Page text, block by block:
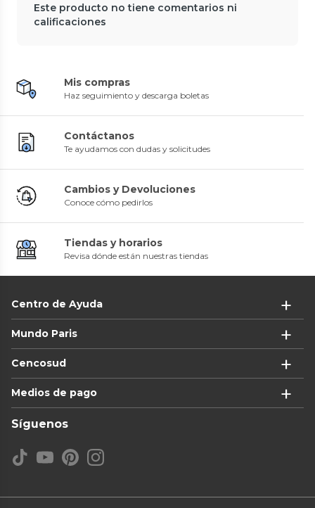
Este producto no tiene comentarios ni
calificaciones
Mis compras
Haz seguimiento y descarga boletas
Contáctanos
Te ayudamos con dudas y solicitudes
Cambios y Devoluciones
Conoce cómo pedirlos
Tiendas y horarios
Revisa dónde están nuestras tiendas
Centro de Ayuda
Mundo Paris
Cencosud
Medios de pago
Síguenos